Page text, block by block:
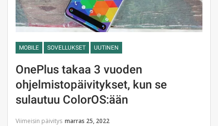
MOBILE SOVELLUKSET UUTINEN
OnePlus takaa 3 vuoden
ohjelmistopäivitykset, kun se
sulautuu ColorOS:ään
Viimeisin päivitys marras 25, 2022